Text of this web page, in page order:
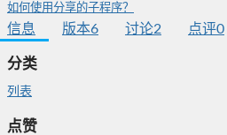
如何使用分享的子程序？
信息 版本6 讨论2 点评0
分类
列表
点赞